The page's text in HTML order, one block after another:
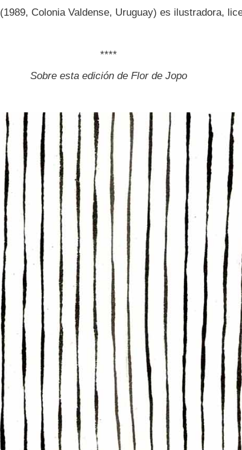
(1989, Colonia Valdense, Uruguay) es ilustradora,
****
Sobre esta edición de Flor de Jopo